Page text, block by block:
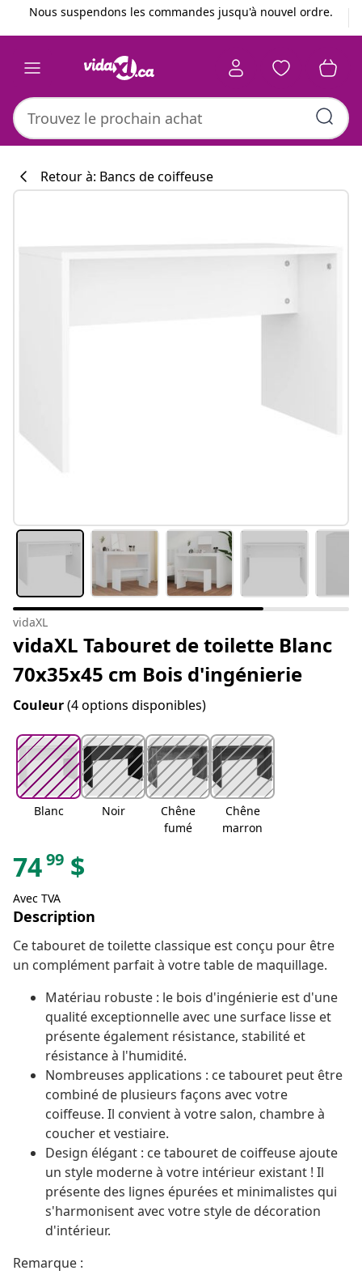
Précédent
Suivant
Nous suspendons les commandes jusqu'à nouvel ordre.
Retour à: Bancs de coiffeuse
vidaXL
vidaXL Tabouret de toilette Blanc
70x35x45 cm Bois d'ingénierie
Couleur(4 options disponibles)
Blanc Noir
Chêne
fumé
Chêne
marron
7499 $
Avec TVA
Description
Ce tabouret de toilette classique est conçu pour être
un complément parfait à votre table de maquillage.
Matériau robuste : le bois d'ingénierie est d'une
qualité exceptionnelle avec une surface lisse et
présente également résistance, stabilité et
résistance à l'humidité.
Nombreuses applications : ce tabouret peut être
combiné de plusieurs façons avec votre
coiffeuse. Il convient à votre salon, chambre à
coucher et vestiaire.
Design élégant : ce tabouret de coiffeuse ajoute
un style moderne à votre intérieur existant ! Il
présente des lignes épurées et minimalistes qui
s'harmonisent avec votre style de décoration
d'intérieur.
Remarque :